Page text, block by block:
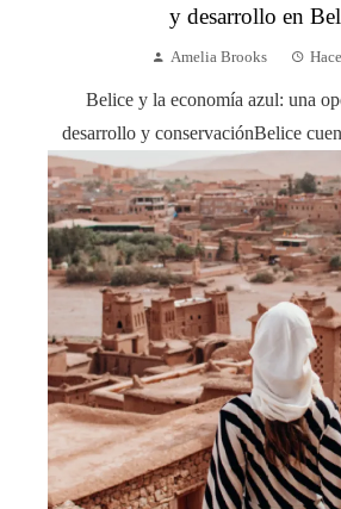
y desarrollo en
Amelia Brooks
Belice y la economía azul: una
desarrollo y conservaciónBelice